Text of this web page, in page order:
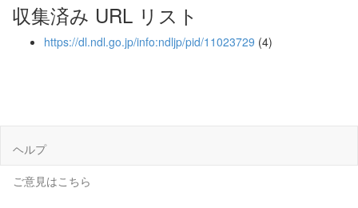
収集済み URL リスト
https://dl.ndl.go.jp/info:ndljp/pid/11023729 (4)
ヘルプ
ご意見はこちら